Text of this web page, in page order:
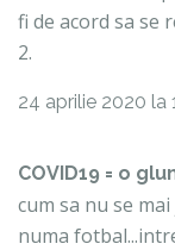
fi de acord sa se
2.
24 aprilie 2020 la
COVID19 = o
cum sa nu se
numa